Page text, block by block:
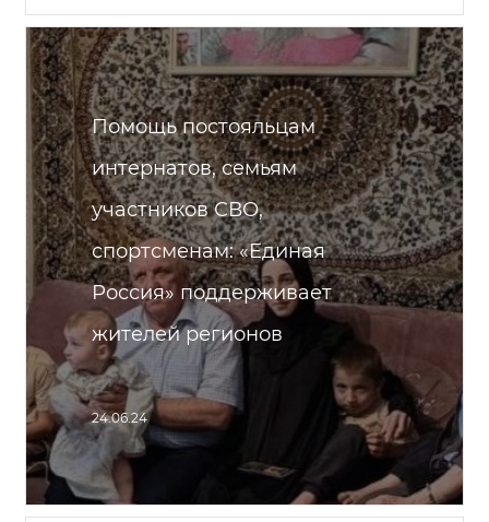
Помощь постояльцам
интернатов, семьям
участников СВО,
спортсменам: «Единая
Россия» поддерживает
жителей регионов
24.06.24